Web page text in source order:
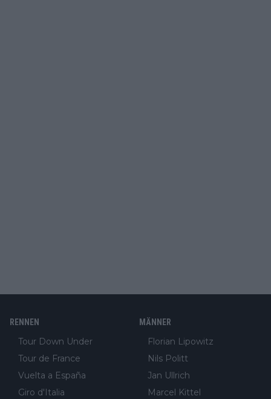
RENNEN
Tour Down Under
Tour de France
Vuelta a España
Giro d'Italia
MÄNNER
Florian Lipowitz
Nils Politt
Jan Ullrich
Marcel Kittel